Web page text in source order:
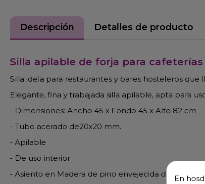
Descripción Detalles de producto
Silla apilable de forja para
Silla idela para restaurantes y bares hosteleros que
Elegante, fina y trabajada silla apilable, apta para
- Dimensiones: Ancho 45 x Fondo 45 x Alto 82 cm
- Tubo acerado de20x20 mm.
- Apilable
- De uso interior
- Asiento en Madera de pino envejecida de 15 mm.
En